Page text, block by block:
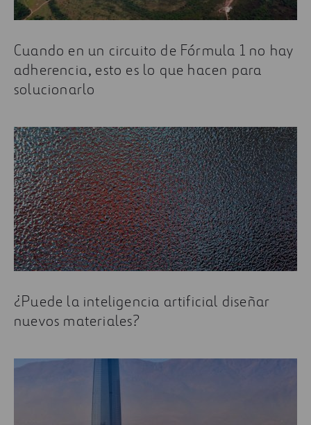
Cuando en un circuito de Fórmula 1 no hay
adherencia, esto es lo que hacen para
solucionarlo
¿Puede la inteligencia artificial diseñar
nuevos materiales?